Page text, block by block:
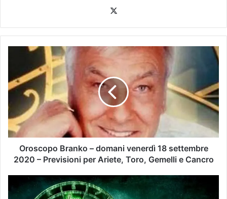
Oroscopo Branko – domani venerdì 18 settembre
2020 – Previsioni per Ariete, Toro, Gemelli e Cancro